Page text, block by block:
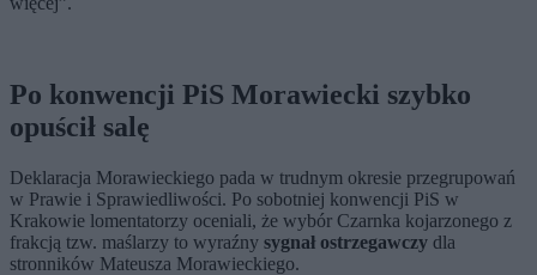
Po konwencji PiS Morawiecki szybko
opuścił salę
Deklaracja Morawieckiego pada w trudnym okresie przegrupowań
w Prawie i Sprawiedliwości. Po sobotniej konwencji PiS w
Krakowie lomentatorzy oceniali, że wybór Czarnka kojarzonego z
frakcją tzw. maślarzy to wyraźny sygnał ostrzegawczy dla
stronników Mateusza Morawieckiego.